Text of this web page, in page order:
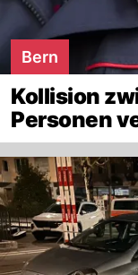
Bern
Kollision
Personen